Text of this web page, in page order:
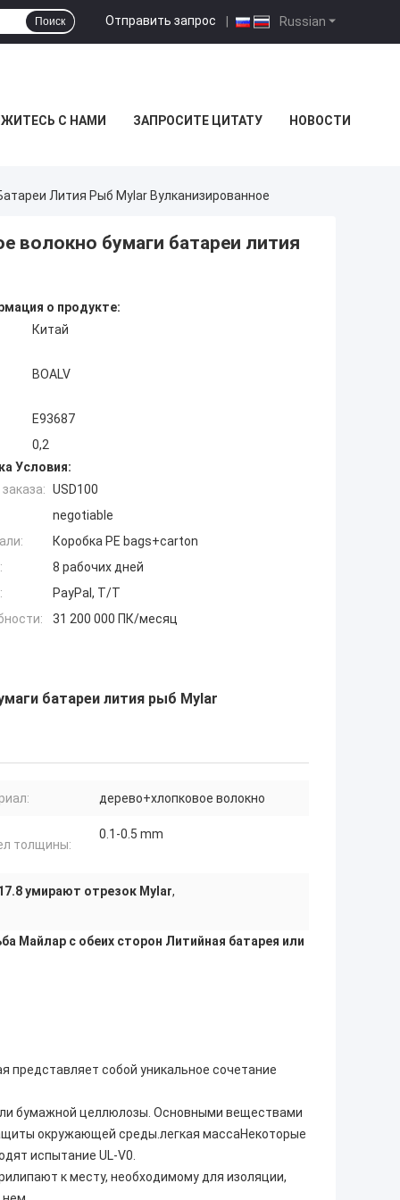
Russian
Отправить запрос |
Поиск
С НАМИ ЗАПРОСИТЕ ЦИТАТУ НОВОСТИ
Лития Рыб Mylar Вулканизированное
волокно бумаги батареи лития
о продукте:
Китай
BOALV
E93687
0,2
Условия:
USD100
negotiable
Коробка PE bags+carton
8 рабочих дней
PayPal, T/T
31 200 000 ПК/месяц
батареи лития рыб Mylar
дерево+хлопковое волокно
толщины:
0.1-0.5 mm
умирают отрезок Mylar,
Майлар с обеих сторон Литийная батарея или
представляет собой уникальное сочетание
бумажной целлюлозы. Основными веществами
окружающей среды.легкая массаНекоторые
испытание UL-V0.
к месту, необходимому для изоляции,